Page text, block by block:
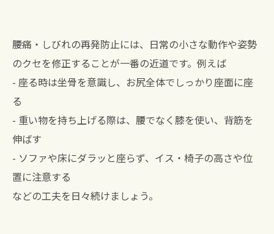
腰痛・しびれの再発防止には、日常の小さな動作や姿勢
のクセを修正することが一番の近道です。例えば
- 座る時は坐骨を意識し、お尻全体でしっかり座面に座
る
- 重い物を持ち上げる際は、腰でなく膝を使い、背筋を
伸ばす
- ソファや床にダラッと座らず、イス・椅子の高さや位
置に注意する
などの工夫を日々続けましょう。